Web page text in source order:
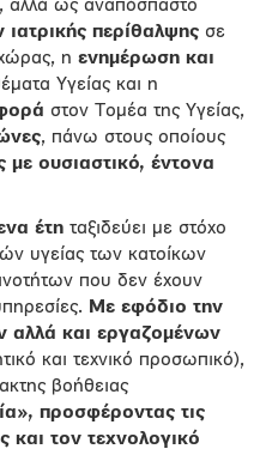
αλλά ως αναπόσπαστο
περίθαλψης σε
η ενημέρωση και
Υγείας και η
στον Τομέα της Υγείας,
, πάνω στους οποίους
με ουσιαστικό, έντονα
έτη ταξιδεύει με στόχο
υγείας των κατοίκων
που δεν έχουν
Με εφόδιο την
αλλά και εργαζομένων
και τεχνικό προσωπικό),
βοήθειας
προσφέροντας τις
και τον τεχνολογικό